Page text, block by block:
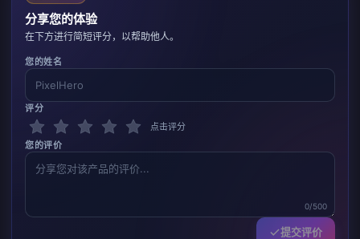
分享您的体验
在下方进行简短评分，以帮助他人。
您的姓名
评分
点击评分
您的评价
0/500
提交评价